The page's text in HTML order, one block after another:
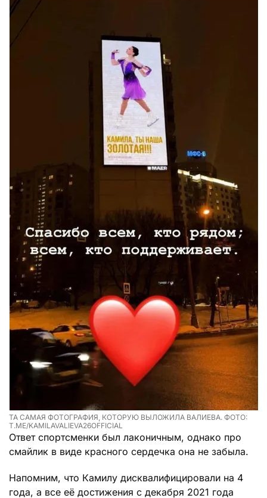
ТА САМАЯ ФОТОГРАФИЯ, КОТОРУЮ ВЫЛОЖИЛА ВАЛИЕВА. ФОТО:
T.ME/KAMILAVALIEVA26OFFICIAL
Ответ спортсменки был лаконичным, однако про
смайлик в виде красного сердечка она не забыла.
Напомним, что Камилу дисквалифицировали на 4
года, а все её достижения с декабря 2021 года